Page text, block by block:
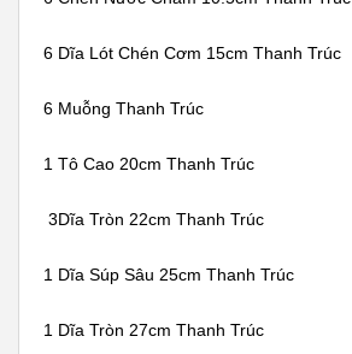
6 Dĩa Lót Chén Cơm 15cm Thanh Trúc
6 Muỗng Thanh Trúc
1 Tô Cao 20cm Thanh Trúc
3Dĩa Tròn 22cm Thanh Trúc
1 Dĩa Súp Sâu 25cm Thanh Trúc
1 Dĩa Tròn 27cm Thanh Trúc